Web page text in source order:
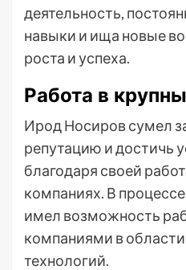
деятельность,
навыки и ища новые
роста и успеха.
Работа в
Ирод Носиров сумел
репутацию и достичь
благодаря своей
компаниях. В
имел возможность
компаниями в
технологий.